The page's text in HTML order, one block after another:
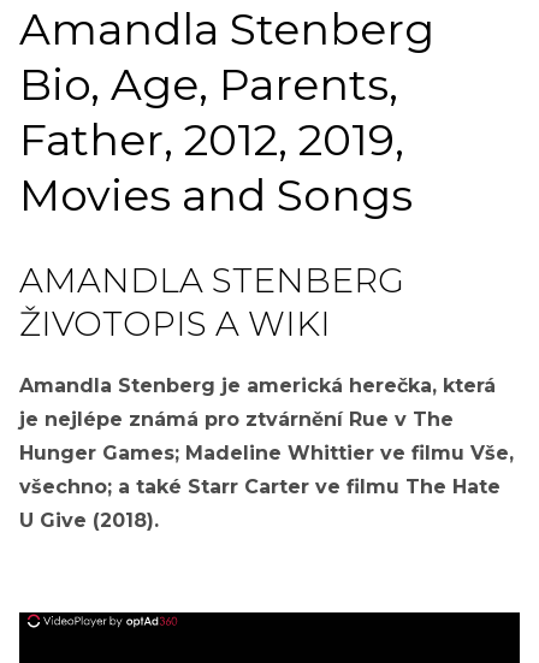
Amandla Stenberg
Bio, Age, Parents,
Father, 2012, 2019,
Movies and Songs
AMANDLA STENBERG
ŽIVOTOPIS A WIKI
Amandla Stenberg je americká herečka, která
je nejlépe známá pro ztvárnění Rue v The
Hunger Games; Madeline Whittier ve filmu Vše,
všechno; a také Starr Carter ve filmu The Hate
U Give (2018).